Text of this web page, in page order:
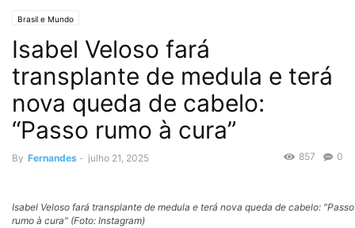
Brasil e Mundo
Isabel Veloso fará
transplante de medula e terá
nova queda de cabelo:
“Passo rumo à cura”
By Fernandes - julho 21, 2025 0
857
Isabel Veloso fará transplante de medula e terá nova queda de cabelo: "Passo
rumo à cura" (Foto: Instagram)